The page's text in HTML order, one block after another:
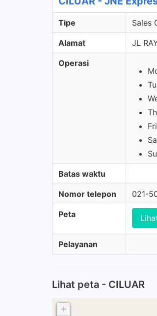
Tipe Sales
Alamat JL
Operasi
Batas waktu
Nomor telepon 021-
Peta
Pelayanan
Lihat peta - CILUAR
+